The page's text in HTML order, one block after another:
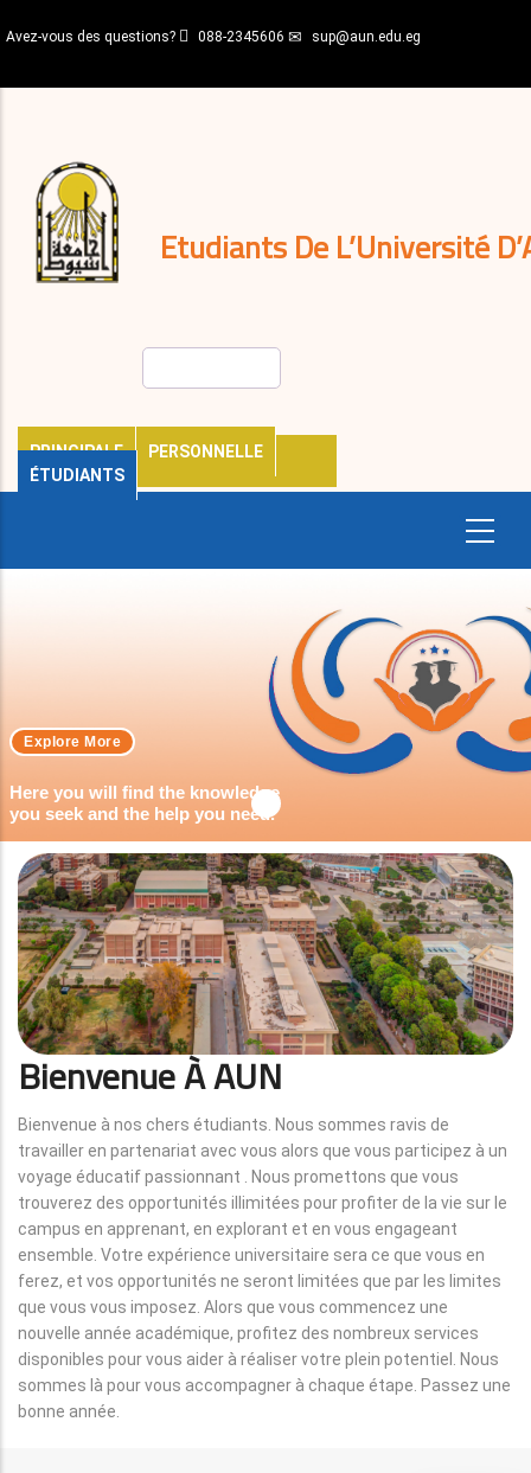
au
principal
Avez-vous des questions? 088-2345606 sup@aun.edu.eg
Etudiants De L’Université
PRINCIPALE
PERSONNELLE
ÉTUDIANTS
décisions
Expatriés
Journal
Here you will find the knowledge
you seek and the help you need.
Explore More
Bienvenue À AUN
Bienvenue à nos chers étudiants. Nous sommes ravis de
travailler en partenariat avec vous alors que vous participez à un
voyage éducatif passionnant . Nous promettons que vous
trouverez des opportunités illimitées pour profiter de la vie sur le
campus en apprenant, en explorant et en vous engageant
ensemble. Votre expérience universitaire sera ce que vous en
ferez, et vos opportunités ne seront limitées que par les limites
que vous vous imposez. Alors que vous commencez une
nouvelle année académique, profitez des nombreux services
disponibles pour vous aider à réaliser votre plein potentiel. Nous
sommes là pour vous accompagner à chaque étape. Passez une
bonne année.